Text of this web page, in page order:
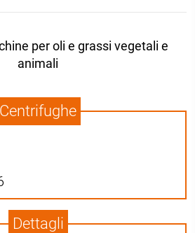
per oli e grassi vegetali e
animali
Centrifughe
Dettagli